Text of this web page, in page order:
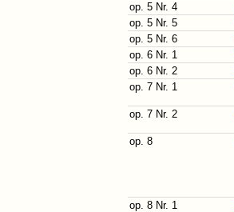
op. 5 Nr. 4
op. 5 Nr. 5
op. 5 Nr. 6
op. 6 Nr. 1
op. 6 Nr. 2
op. 7 Nr. 1
op. 7 Nr. 2
op. 8
op. 8 Nr. 1